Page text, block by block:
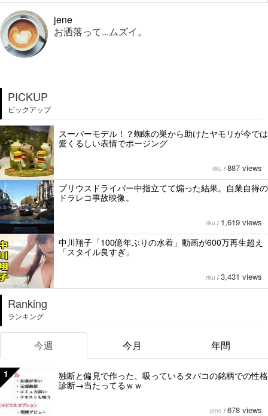
jene
お洒落って...ムズイ。
PICKUP
ピックアップ
スーパーモデル！？蜘蛛の巣から助けたヤモリが今では
愛くるしい表情でポージング
riku / 887 views
プリウスドライバー中指立てて煽った結果。自業自得の
ドラレコ事故映像。
riku / 1,619 views
中川翔子「100億年ぶりの水着」動画が600万再生超え
「スタイル良すぎ」
riku / 3,431 views
Ranking
ランキング
今週 今月 年間
1
独断と偏見で作った、吸っているタバコの銘柄での性格
診断→当たってるｗｗ
jene / 678 views